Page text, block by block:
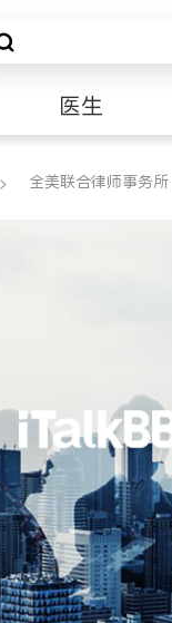
医生
全美联合律师事务所